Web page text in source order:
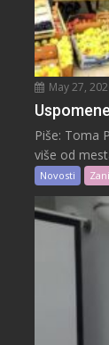
May 27,
Piše: Toma
više od
Novosti